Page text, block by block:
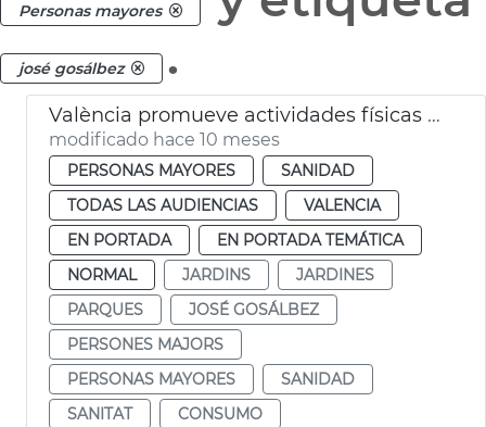
Personas mayores
josé gosálbez .
València promueve actividades físicas al aire libre para adultos
modificado hace 10 meses
PERSONAS MAYORES
SANIDAD
TODAS LAS AUDIENCIAS
VALENCIA
EN PORTADA
EN PORTADA TEMÁTICA
NORMAL
JARDINS
JARDINES
PARQUES
JOSÉ GOSÁLBEZ
PERSONES MAJORS
PERSONAS MAYORES
SANIDAD
SANITAT
CONSUMO